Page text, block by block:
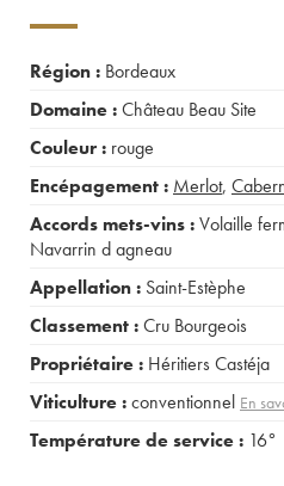
Région : Bordeaux
Domaine :Château Beau Site
Couleur : rouge
Encépagement : Merlot,
Accords mets-vins :Volaille
Navarrin d agneau
Appellation : Saint-Estèphe
Classement :Cru Bourgeois
Propriétaire : Héritiers Castéja
Viticulture :conventionnel En
Température de service : 16°